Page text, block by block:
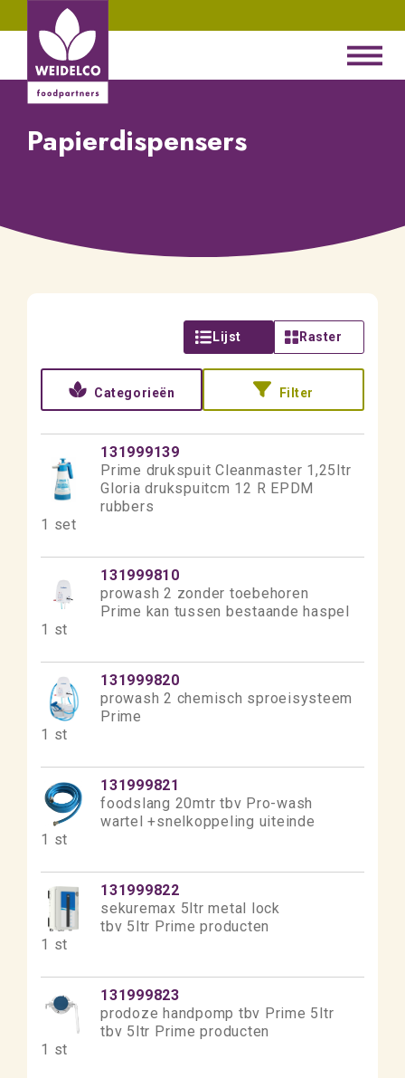
Papierdispensers
Lijst Raster
Categorieën Filter
131999139
Prime drukspuit Cleanmaster 1,25ltr
Gloria drukspuitcm 12 R EPDM
rubbers
1 set
131999810
prowash 2 zonder toebehoren
Prime kan tussen bestaande haspel
1 st
131999820
prowash 2 chemisch sproeisysteem
Prime
1 st
131999821
foodslang 20mtr tbv Pro-wash
wartel +snelkoppeling uiteinde
1 st
131999822
sekuremax 5ltr metal lock
tbv 5ltr Prime producten
1 st
131999823
prodoze handpomp tbv Prime 5ltr
tbv 5ltr Prime producten
1 st